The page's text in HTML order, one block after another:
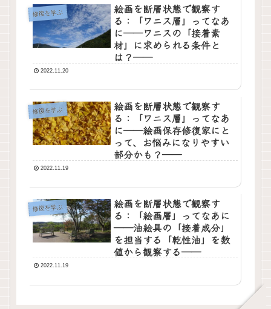
修復を学ぶ
絵画を断層状態で観察す
る：「ワニス層」ってなあ
に――ワニスの「接着素
材」に求められる条件と
は？――
2022.11.20
修復を学ぶ
絵画を断層状態で観察す
る：「ワニス層」ってなあ
に――絵画保存修復家にと
って、お悩みになりやすい
部分かも？――
2022.11.19
修復を学ぶ
絵画を断層状態で観察す
る：「絵画層」ってなあに
――油絵具の「接着成分」
を担当する「乾性油」を数
値から観察する――
2022.11.19